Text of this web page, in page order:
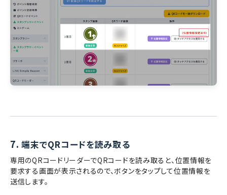
7. 端末でQRコードを読み取る
専用のQRコードリーダーでQRコードを読み取ると、位置情報を
要求する画面が表示されるので、ボタンをタップして位置情報を
送信します。